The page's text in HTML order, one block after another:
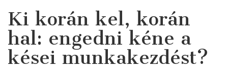
Ki korán kel, korán
hal: engedni kéne a
kései munkakezdést?